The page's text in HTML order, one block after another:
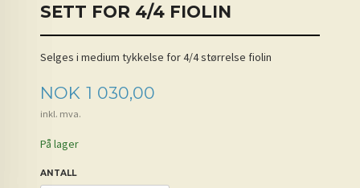
SETT FOR 4/4 FIOLIN
Selges i medium tykkelse for 4/4 størrelse fiolin
Pris
NOK 1 030,00
inkl. mva.
På lager
ANTALL